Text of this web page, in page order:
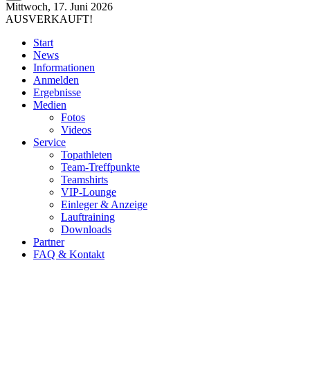
Mittwoch, 17. Juni 2026
AUSVERKAUFT!
Start
News
Informationen
Anmelden
Ergebnisse
Medien
Fotos
Videos
Service
Topathleten
Team-Treffpunkte
Teamshirts
VIP-Lounge
Einleger & Anzeige
Lauftraining
Downloads
Partner
FAQ & Kontakt